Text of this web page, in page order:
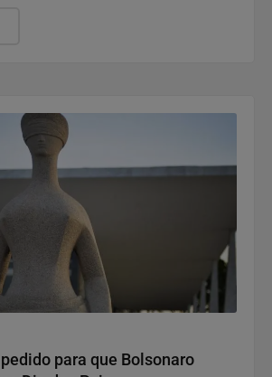
feira.
para que Bolsonaro